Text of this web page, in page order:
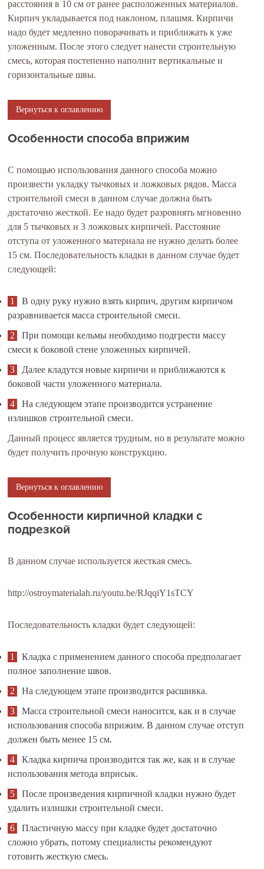
расстояния в 10 см от ранее расположенных материалов.
Кирпич укладывается под наклоном, плашмя. Кирпичи
надо будет медленно поворачивать и приближать к уже
уложенным. После этого следует нанести строительную
смесь, которая постепенно наполнит вертикальные и
горизонтальные швы.
Вернуться к оглавлению
Особенности способа вприжим
С помощью использования данного способа можно
произвести укладку тычковых и ложковых рядов. Масса
строительной смеси в данном случае должна быть
достаточно жесткой. Ее надо будет разровнять мгновенно
для 5 тычковых и 3 ложковых кирпичей. Расстояние
отступа от уложенного материала не нужно делать более
15 см. Последовательность кладки в данном случае будет
следующей:
В одну руку нужно взять кирпич, другим кирпичом
разравнивается масса строительной смеси.
При помощи кельмы необходимо подгрести массу
смеси к боковой стене уложенных кирпичей.
Далее кладутся новые кирпичи и приближаются к
боковой части уложенного материала.
На следующем этапе производится устранение
излишков строительной смеси.
Данный процесс является трудным, но в результате можно
будет получить прочную конструкцию.
Вернуться к оглавлению
Особенности кирпичной кладки с
подрезкой
В данном случае используется жесткая смесь.
http://ostroymaterialah.ru/youtu.be/RJqqiY1sTCY
Последовательность кладки будет следующей:
Кладка с применением данного способа предполагает
полное заполнение швов.
На следующем этапе производится расшивка.
Масса строительной смеси наносится, как и в случае
использования способа вприжим. В данном случае отступ
должен быть менее 15 см.
Кладка кирпича производится так же, как и в случае
использования метода вприсык.
После произведения кирпичной кладки нужно будет
удалить излишки строительной смеси.
Пластичную массу при кладке будет достаточно
сложно убрать, потому специалисты рекомендуют
готовить жесткую смесь.